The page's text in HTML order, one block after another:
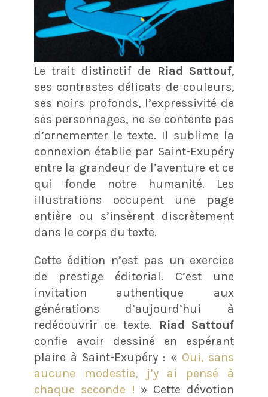
Le trait distinctif de Riad Sattouf,
ses contrastes délicats de couleurs,
ses noirs profonds, l’expressivité de
ses personnages, ne se contente pas
d’ornementer le texte. Il sublime la
connexion établie par Saint-Exupéry
entre la grandeur de l’aventure et ce
qui fonde notre humanité. Les
illustrations occupent une page
entière ou s’insèrent discrètement
dans le corps du texte.
Cette édition n’est pas un exercice
de prestige éditorial. C’est une
invitation authentique aux
générations d’aujourd’hui à
redécouvrir ce texte.
Riad Sattouf
confie avoir dessiné en espérant
plaire à Saint-Exupéry : « Oui, sans
aucune modestie, j’y ai pensé à
chaque seconde ! » Cette dévotion